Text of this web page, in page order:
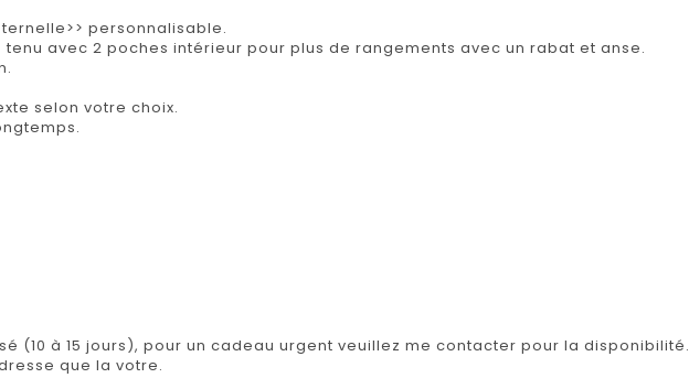
personnalisable.
avec 2 poches intérieur pour plus de rangements avec un rabat et anse.
selon votre choix.
(10 à 15 jours), pour un cadeau urgent veuillez me contacter pour la disponibilité.
que la votre.